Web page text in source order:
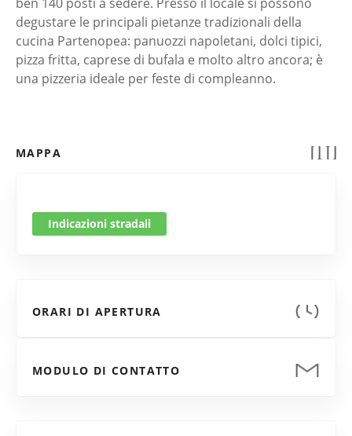
degustare le principali pietanze tradizionali della
cucina Partenopea: panuozzi napoletani, dolci tipici,
pizza fritta, caprese di bufala e molto altro ancora; è
una pizzeria ideale per feste di compleanno.
MAPPA
Indicazioni stradali
ORARI DI APERTURA
MODULO DI CONTATTO